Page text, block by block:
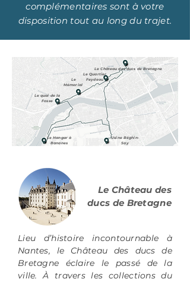
complémentaires sont à votre
disposition tout au long du trajet.
Le Château des ducs de Bretagne
Le
Mémorial
Le Quartier
Feydeau
Le quai de la
Fosse
Le Hangar à
Bananes
Usine Béghin-
Say
Le Château des
ducs de Bretagne
Lieu d’histoire incontournable à
Nantes, le Château des ducs de
Bretagne éclaire le passé de la
ville. À travers les collections du